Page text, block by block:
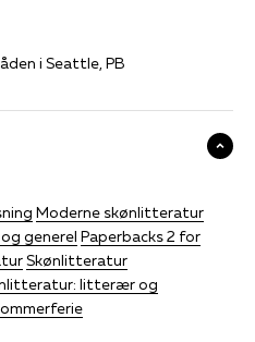
i Seattle, PB
Moderne skønlitteratur
generel Paperbacks 2 for
Skønlitteratur
litterær og